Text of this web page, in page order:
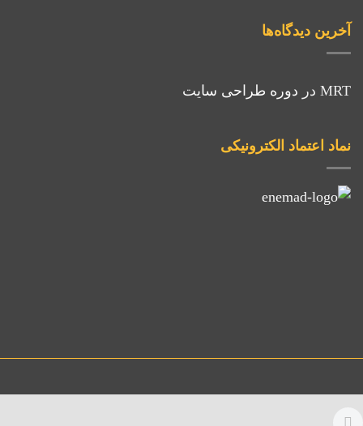
آخرین دیدگاه‌ها
MRT در دوره طراحی سایت
نماد اعتماد الکترونیکی